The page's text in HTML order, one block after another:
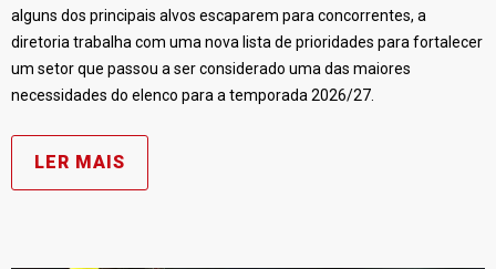
alguns dos principais alvos escaparem para concorrentes, a
diretoria trabalha com uma nova lista de prioridades para fortalecer
um setor que passou a ser considerado uma das maiores
necessidades do elenco para a temporada 2026/27.
LER MAIS